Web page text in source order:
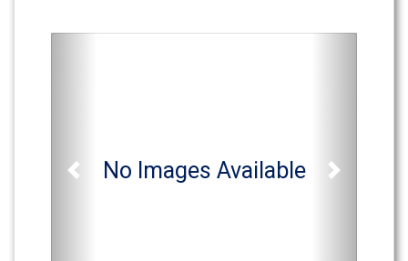
No Images Available
Previous Next